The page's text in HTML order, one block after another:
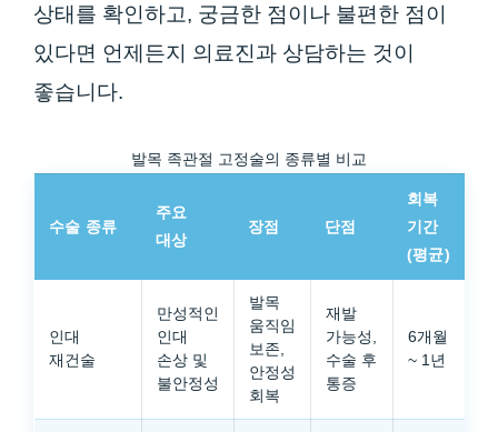
상태를 확인하고, 궁금한 점이나 불편한 점이
있다면 언제든지 의료진과 상담하는 것이
좋습니다.
발목 족관절 고정술의 종류별 비교
수술 종류
주요
대상
장점 단점
회복
기간
(평균)
인대
재건술
만성적인
인대
손상 및
불안정성
발목
움직임
보존,
안정성
회복
재발
가능성,
수술 후
통증
6개월
~ 1년